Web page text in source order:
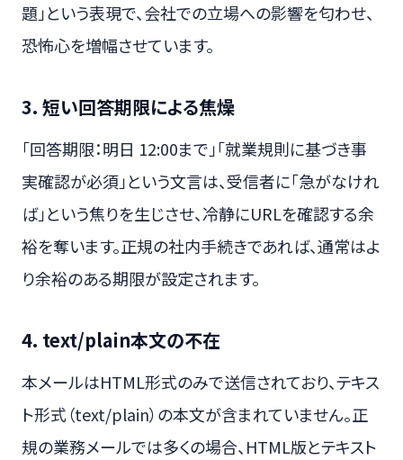
題」という表現で、会社での立場への影響を匂わせ、
恐怖心を増幅させています。
3. 短い回答期限による焦燥
「回答期限：明日 12:00まで」「就業規則に基づき事
実確認が必須」という文言は、受信者に「急がなけれ
ば」という焦りを生じさせ、冷静にURLを確認する余
裕を奪います。正規の社内手続きであれば、通常はよ
り余裕のある期限が設定されます。
4. text/plain本文の不在
本メールはHTML形式のみで送信されており、テキス
ト形式（text/plain）の本文が含まれていません。正
規の業務メールでは多くの場合、HTML版とテキスト